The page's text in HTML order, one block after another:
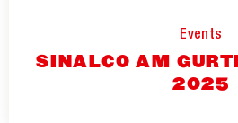
Events
SINALCO AM
2025